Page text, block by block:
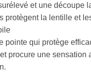
et une découpe
protègent la lentille et
pointe qui protège
procure une sensation